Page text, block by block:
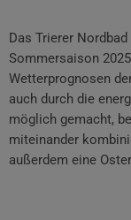
Das Trierer
Sommersaison
Wetterprognosen
auch durch die
möglich gemacht,
miteinander
außerdem eine